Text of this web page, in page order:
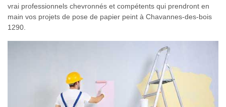
vrai professionnels chevronnés et compétents qui prendront en
main vos projets de pose de papier peint à Chavannes-des-bois
1290.